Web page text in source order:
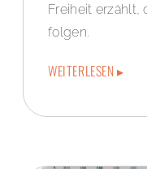
Freiheit erzählt,
folgen.
WEITERLESEN ▸